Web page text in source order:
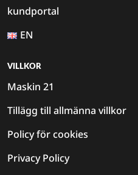
kundportal
EN
VILLKOR
Maskin 21
Tillägg till allmänna villkor
Policy för cookies
Privacy Policy